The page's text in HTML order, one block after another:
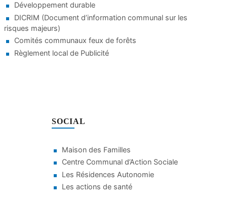
Développement durable
DICRIM (Document d’information communal sur les
risques majeurs)
Comités communaux feux de forêts
Règlement local de Publicité
SOCIAL
Maison des Familles
Centre Communal d’Action Sociale
Les Résidences Autonomie
Les actions de santé